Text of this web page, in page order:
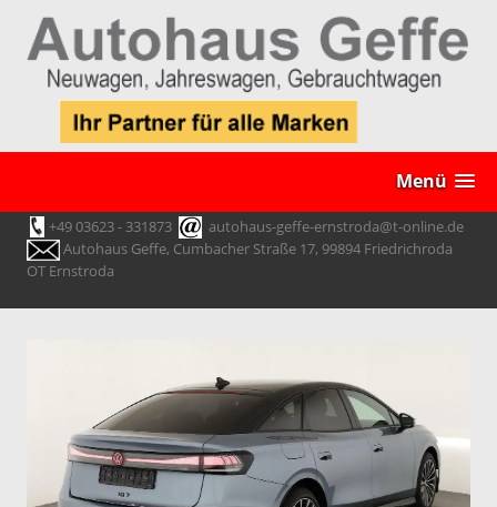
Menü
+49 03623 - 331873
autohaus-geffe-ernstroda@t-online.de
Autohaus Geffe, Cumbacher Straße 17, 99894 Friedrichroda
OT Ernstroda